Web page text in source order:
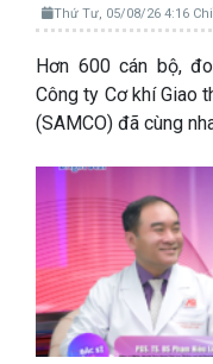
Thứ Tư, 05/08/26 4:16
Hơn 600 cán bộ,
Công ty Cơ khí Giao
(SAMCO) đã cùng